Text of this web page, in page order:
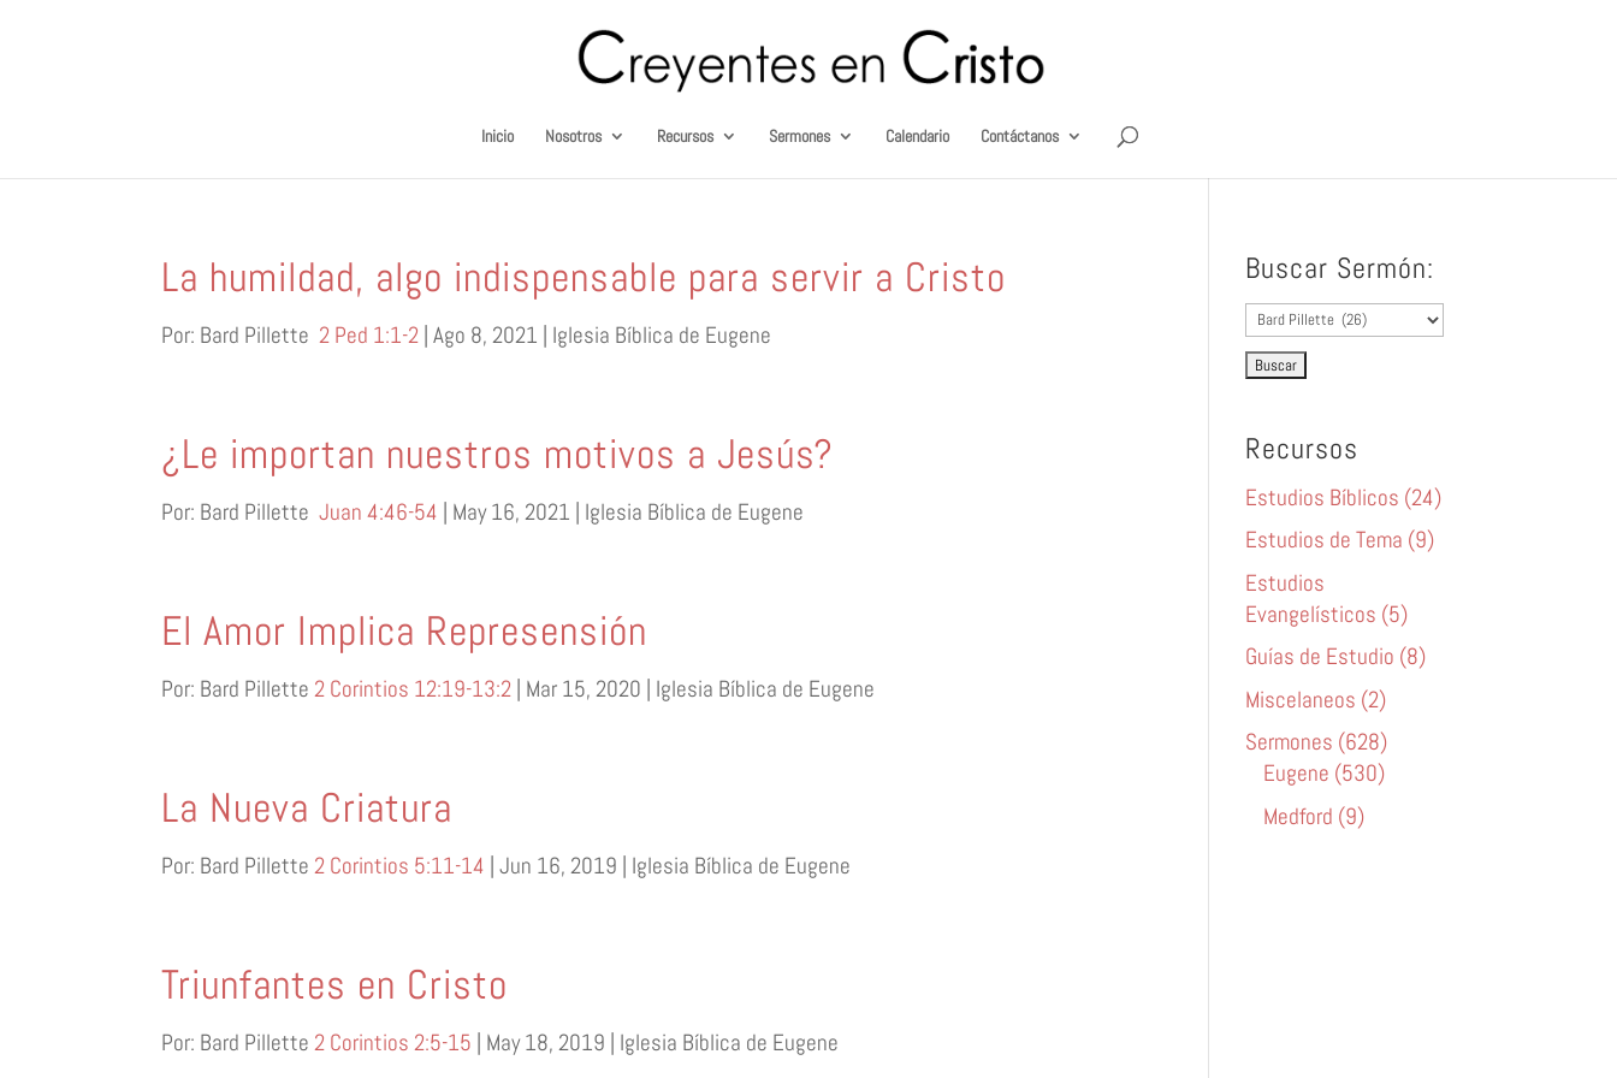
Inicio Nosotros Recursos Sermones Calendario Contáctanos
La humildad, algo indispensable para servir a Cristo
Por: Bard Pillette2 Ped 1:1-2 | Ago 8, 2021 | Iglesia Bíblica de Eugene
¿Le importan nuestros motivos a Jesús?
Por: Bard PilletteJuan 4:46-54 | May 16, 2021 | Iglesia Bíblica de Eugene
El Amor Implica Represensión
Por: Bard Pillette2 Corintios 12:19-13:2 | Mar 15, 2020 | Iglesia Bíblica de Eugene
La Nueva Criatura
Por: Bard Pillette2 Corintios 5:11-14 | Jun 16, 2019 | Iglesia Bíblica de Eugene
Triunfantes en Cristo
Por: Bard Pillette2 Corintios 2:5-15 | May 18, 2019 | Iglesia Bíblica de Eugene
Buscar Sermón:
Recursos
Estudios Bíblicos (24)
Estudios de Tema (9)
Estudios
Evangelísticos (5)
Guías de Estudio (8)
Miscelaneos (2)
Sermones (628)
Eugene (530)
Medford (9)